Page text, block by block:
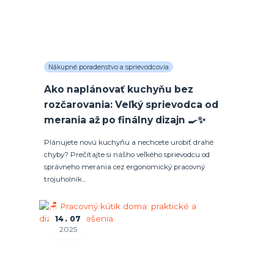
Nákupné poradenstvo a sprievodcovia
Ako naplánovať kuchyňu bez
rozčarovania: Veľký sprievodca od
merania až po finálny dizajn 🍳✨
Plánujete novú kuchyňu a nechcete urobiť drahé
chyby? Prečítajte si nášho veľkého sprievodcu od
správneho merania cez ergonomický pracovný
trojuholník...
14
07
2025